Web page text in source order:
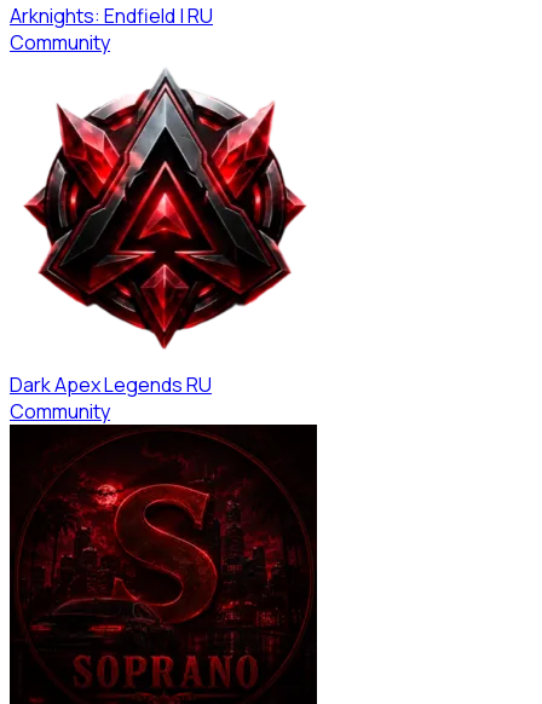
Arknights: Endfield | RU
Community
Dark Apex Legends RU
Community